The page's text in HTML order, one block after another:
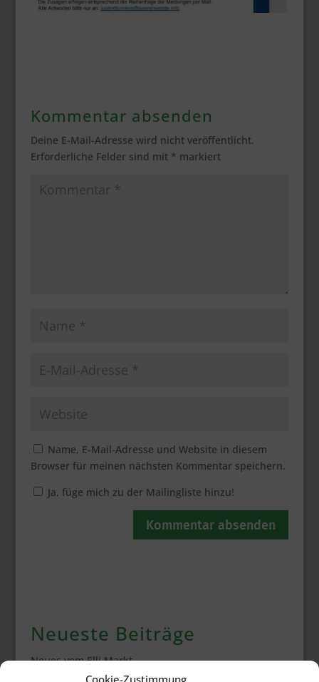
Cookie-Zustimmung
Kommentar absenden
Deine E-Mail-Adresse wird nicht veröffentlicht.
Erforderliche Felder sind mit * markiert
Name, E-Mail-Adresse und Website in diesem
Browser für meinen nächsten Kommentar speichern.
Ja, füge mich zu der Mailingliste hinzu!
Neueste Beiträge
Neues vom Elli Markt